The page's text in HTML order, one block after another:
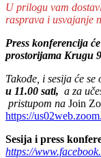
U prilogu vam
rasprava i usvajanje
Press konferencija
prostorijama Krugu
Takođe, i sesija će se
u 11.00 sati, a za
pristupom na Join
https://
Sesija i press
https://